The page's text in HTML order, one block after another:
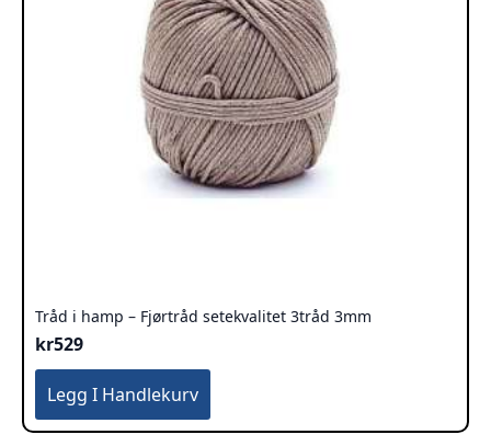
Tråd i hamp – Fjørtråd setekvalitet 3tråd 3mm
kr529
Legg I Handlekurv